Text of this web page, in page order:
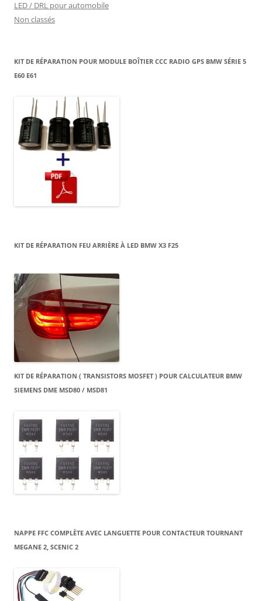
LED / DRL pour automobile
Non classés
KIT DE RÉPARATION POUR MODULE BOÎTIER CCC RADIO GPS BMW SÉRIE 5
E60 E61
KIT DE RÉPARATION FEU ARRIÈRE À LED BMW X3 F25
KIT DE RÉPARATION ( TRANSISTORS MOSFET ) POUR CALCULATEUR BMW
SIEMENS DME MSD80 / MSD81
NAPPE FFC COMPLÈTE AVEC LANGUETTE POUR CONTACTEUR TOURNANT
MEGANE 2, SCENIC 2